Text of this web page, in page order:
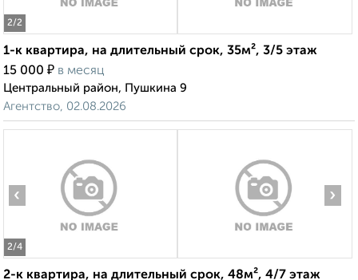
2/2
1-к квартира, на длительный срок, 35м², 3/5 этаж
15 000 ₽ в месяц
Центральный район, Пушкина 9
Агентство, 02.08.2026
2/4
‹ ›
2-к квартира, на длительный срок, 48м², 4/7 этаж